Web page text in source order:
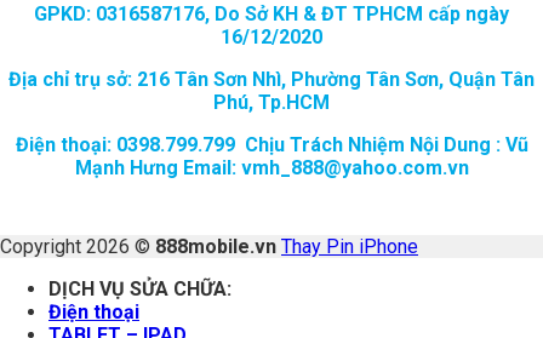
GPKD: 0316587176, Do Sở KH & ĐT TPHCM cấp ngày
16/12/2020
Địa chỉ trụ sở: 216 Tân Sơn Nhì, Phường Tân Sơn, Quận Tân
Phú, Tp.HCM
Điện thoại: 0398.799.799 Chịu Trách Nhiệm Nội Dung : Vũ
Mạnh Hưng Email: vmh_888@yahoo.com.vn
Copyright 2026 © 888mobile.vn Thay Pin iPhone
DỊCH VỤ SỬA CHỮA:
Điện thoại